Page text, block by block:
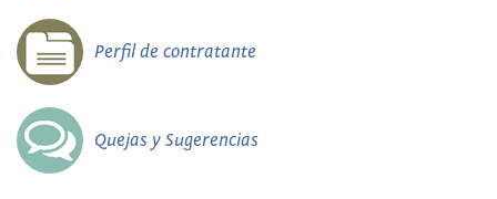
Perfil de contratante
Quejas y Sugerencias